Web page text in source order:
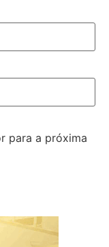
para a próxima